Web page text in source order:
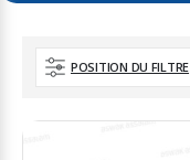
POSITION DU FILTRE